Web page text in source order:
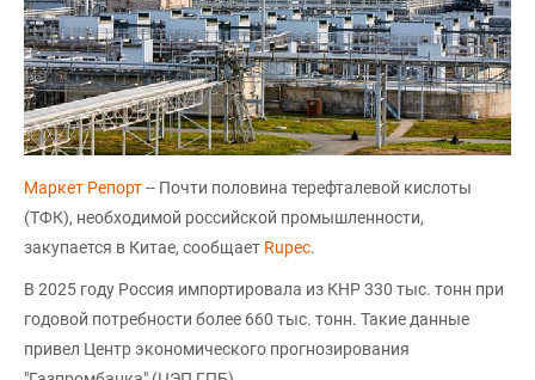
Маркет Репорт-- Почти половина терефталевой кислоты
(ТФК), необходимой российской промышленности,
закупается в Китае, сообщает Rupec.
В 2025 году Россия импортировала из КНР 330 тыс. тонн при
годовой потребности более 660 тыс. тонн. Такие данные
привел Центр экономического прогнозирования